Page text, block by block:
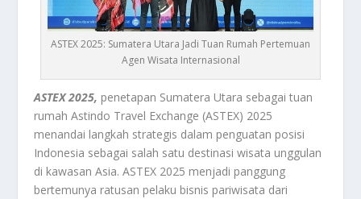
ASTEX 2025: Sumatera Utara Jadi Tuan Rumah Pertemuan
Agen Wisata Internasional
ASTEX 2025, penetapan Sumatera Utara sebagai tuan
rumah Astindo Travel Exchange (ASTEX) 2025
menandai langkah strategis dalam penguatan posisi
Indonesia sebagai salah satu destinasi wisata unggulan
di kawasan Asia. ASTEX 2025 menjadi panggung
bertemunya ratusan pelaku bisnis pariwisata dari